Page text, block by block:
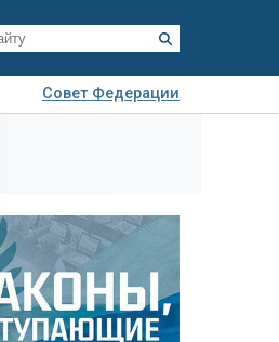
Совет Федерации